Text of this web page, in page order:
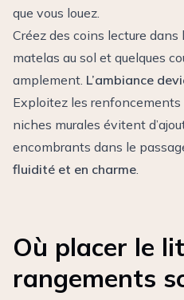
que vous louez.
Créez des coins lecture dans
matelas au sol et quelques
amplement. L’ambiance
Exploitez les renfoncements
niches murales évitent
encombrants dans le
fluidité et en charme.
Où placer le
rangements